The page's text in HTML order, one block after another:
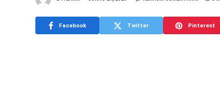
Facebook Twitter Pinterest